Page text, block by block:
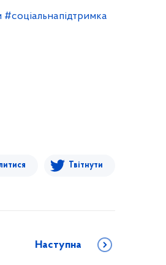
#соціальнапідтримка
Твітнути
Наступна